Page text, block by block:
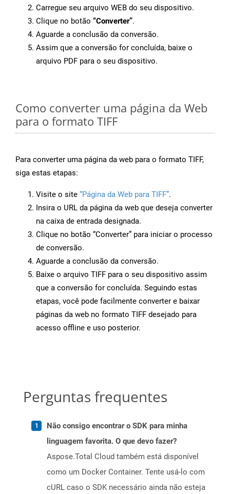
Carregue seu arquivo WEB do seu dispositivo.
Clique no botão “Converter”.
Aguarde a conclusão da conversão.
Assim que a conversão for concluída, baixe o
arquivo PDF para o seu dispositivo.
Como converter uma página da Web
para o formato TIFF
Para converter uma página da web para o formato TIFF,
siga estas etapas:
Visite o site “Página da Web para TIFF”.
Insira o URL da página da web que deseja converter
na caixa de entrada designada.
Clique no botão “Converter” para iniciar o processo
de conversão.
Aguarde a conclusão da conversão.
Baixe o arquivo TIFF para o seu dispositivo assim
que a conversão for concluída. Seguindo estas
etapas, você pode facilmente converter e baixar
páginas da web no formato TIFF desejado para
acesso offline e uso posterior.
Perguntas frequentes
Não consigo encontrar o SDK para minha
linguagem favorita. O que devo fazer?
Aspose.Total Cloud também está disponível
como um Docker Container. Tente usá-lo com
cURL caso o SDK necessário ainda não esteja